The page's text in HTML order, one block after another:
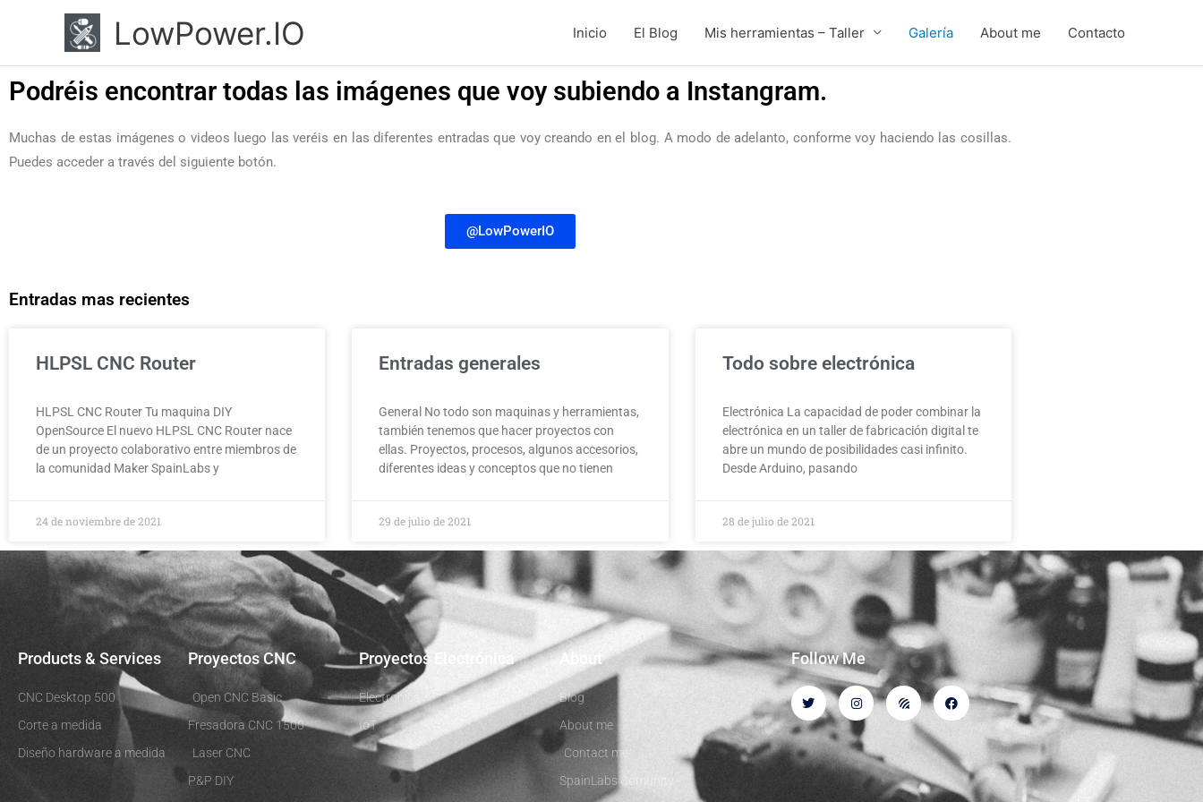
LowPower.IO Inicio El Blog Mis herramientas – Taller Galería About me Contacto
Podréis encontrar todas las imágenes que voy subiendo a Instangram.
Muchas de estas imágenes o videos luego las veréis en las diferentes entradas que voy creando en el blog. A modo de adelanto, conforme voy haciendo las cosillas.
Puedes acceder a través del siguiente botón.
@LowPowerIO
Entradas mas recientes
HLPSL CNC Router
HLPSL CNC Router Tu maquina DIY
OpenSource El nuevo HLPSL CNC Router nace
de un proyecto colaborativo entre miembros de
la comunidad Maker SpainLabs y
24 de noviembre de 2021
Entradas generales
General No todo son maquinas y herramientas,
también tenemos que hacer proyectos con
ellas. Proyectos, procesos, algunos accesorios,
diferentes ideas y conceptos que no tienen
29 de julio de 2021
Todo sobre electrónica
Electrónica La capacidad de poder combinar la
electrónica en un taller de fabricación digital te
abre un mundo de posibilidades casi infinito.
Desde Arduino, pasando
28 de julio de 2021
Products & Services
CNC Desktop 500
Corte a medida
Diseño hardware a medida
Proyectos CNC
Open CNC Basic
Fresadora CNC 1500
Laser CNC
P&P DIY
Proyectos Electrónica
Electronica
IoT
About
Blog
About me
Contact me
SpainLabs Comunity
Follow Me
T
w
t
t
e
r
I
n
a
g
r
F
o
e
e
F
a
o
o